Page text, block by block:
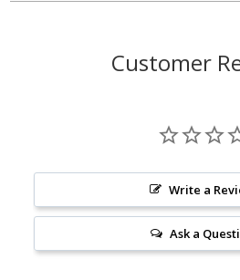
Customer
Write a
Ask a